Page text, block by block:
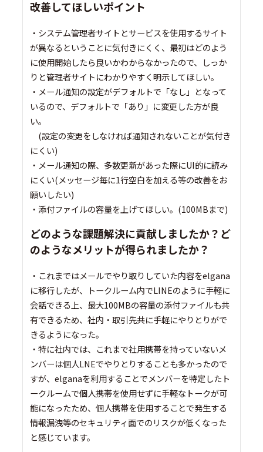
改善してほしいポイント
・システム管理者サイトとサービスを使用するサイト
が異なるということに気付きにくく、最初はどのよう
に使用開始したら良いかわからなかったので、しっか
りと管理者サイトにわかりやすく明示してほしい。
・メール通知の設定がデフォルトで「なし」となって
いるので、デフォルトで「あり」に変更した方が良
い。
(設定の変更をしなければ通知されないことが気付き
にくい)
・メール通知の際、多数更新があった際にUI的に読み
にくい(メッセージ毎に1行空白を加える等の改善をお
願いしたい)
・添付ファイルの容量を上げてほしい。(100MBまで)
どのような課題解決に貢献しましたか？ど
のようなメリットが得られましたか？
・これまではメールでやり取りしていた内容をelgana
に移行したが、トークルーム内でLINEのように手軽に
会話できる上、最大100MBの容量の添付ファイルも共
有できるため、社内・取引先共に手軽にやりとりがで
きるようになった。
・特に社内では、これまで社用携帯を持っていないメ
ンバーは個人LNEでやりとりすることも多かったので
すが、elganaを利用することでメンバーを特定したト
ークルームで個人携帯を使用せずに手軽なトークが可
能になったため、個人携帯を使用することで発生する
情報漏洩等のセキュリティ面でのリスクが低くなった
と感じています。